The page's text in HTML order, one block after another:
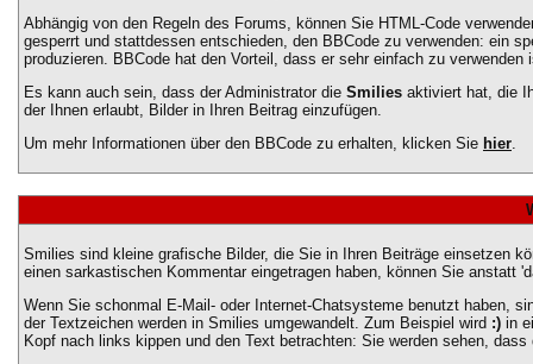
Abhängig von den Regeln des Forums, können Sie HTML-Code
gesperrt und stattdessen entschieden, den BBCode zu verwenden: ein
produzieren. BBCode hat den Vorteil, dass er sehr einfach zu
Es kann auch sein, dass der Administrator die Smilies aktiviert hat, die
der Ihnen erlaubt, Bilder in Ihren Beitrag einzufügen.
Um mehr Informationen über den BBCode zu erhalten, klicken Sie hier.
Smilies sind kleine grafische Bilder, die Sie in Ihren Beiträge einsetzen
einen sarkastischen Kommentar eingetragen haben, können Sie anstatt
Wenn Sie schonmal E-Mail- oder Internet-Chatsysteme benutzt haben,
der Textzeichen werden in Smilies umgewandelt. Zum Beispiel wird :) in
Kopf nach links kippen und den Text betrachten: Sie werden sehen,